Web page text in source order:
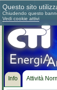
Chi siamo Dove
Info Attività
Questo sito
Chiudendo questo
Vedi cookie attivi